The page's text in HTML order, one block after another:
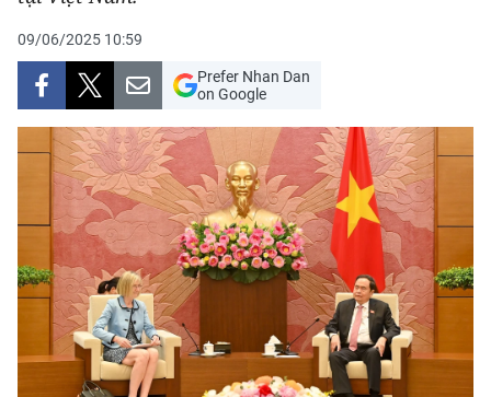
KHOA HỌC - CÔNG NGHỆ
MÔI TRƯỜNG
BẠN ĐỌC
KIỂM CHỨNG THÔNG TIN
TRI THỨC CHUYÊN SÂU
54 DÂN TỘC VIỆT NAM
CHƯƠNG TRÌNH OCOP - MỖI XÃ
09/06/2025 10:59
Prefer Nhan Dan
on Google